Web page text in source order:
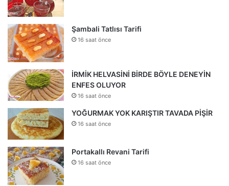
Şambali Tatlısı Tarifi
16 saat önce
İRMİK HELVASİNİ BİRDE BÖYLE DENEYİN
ENFES OLUYOR
16 saat önce
YOĞURMAK YOK KARIŞTIR TAVADA PİŞİR
16 saat önce
Portakallı Revani Tarifi
16 saat önce